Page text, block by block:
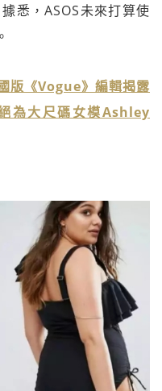
悉，ASOS未來打算使
版《Vogue》編輯揭露
為大尺碼女模Ashley